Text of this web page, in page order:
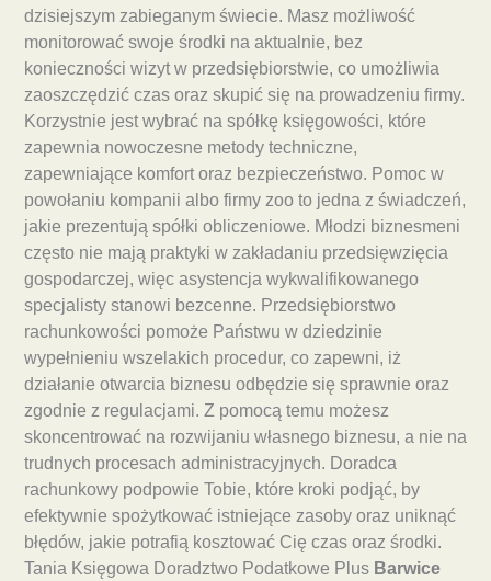
dzisiejszym zabieganym świecie. Masz możliwość
monitorować swoje środki na aktualnie, bez
konieczności wizyt w przedsiębiorstwie, co umożliwia
zaoszczędzić czas oraz skupić się na prowadzeniu firmy.
Korzystnie jest wybrać na spółkę księgowości, które
zapewnia nowoczesne metody techniczne,
zapewniające komfort oraz bezpieczeństwo. Pomoc w
powołaniu kompanii albo firmy zoo to jedna z świadczeń,
jakie prezentują spółki obliczeniowe. Młodzi biznesmeni
często nie mają praktyki w zakładaniu przedsięwzięcia
gospodarczej, więc asystencja wykwalifikowanego
specjalisty stanowi bezcenne. Przedsiębiorstwo
rachunkowości pomoże Państwu w dziedzinie
wypełnieniu wszelakich procedur, co zapewni, iż
działanie otwarcia biznesu odbędzie się sprawnie oraz
zgodnie z regulacjami. Z pomocą temu możesz
skoncentrować na rozwijaniu własnego biznesu, a nie na
trudnych procesach administracyjnych. Doradca
rachunkowy podpowie Tobie, które kroki podjąć, by
efektywnie spożytkować istniejące zasoby oraz uniknąć
błędów, jakie potrafią kosztować Cię czas oraz środki.
Tania Księgowa Doradztwo Podatkowe Plus Barwice